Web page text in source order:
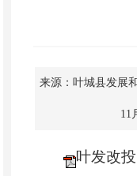
来源：叶城县发展
11
叶发改